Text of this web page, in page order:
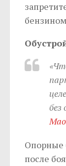
без
Мао
Опорные
после